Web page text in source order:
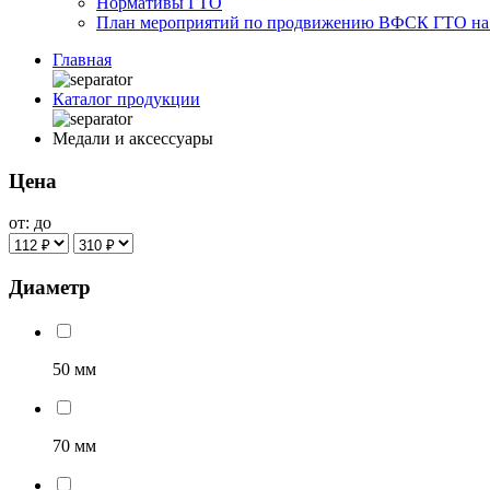
План мероприятий по продвижению ВФСК ГТО на
Главная
Каталог продукции
Медали и аксессуары
Цена
от: до
Диаметр
50 мм
70 мм